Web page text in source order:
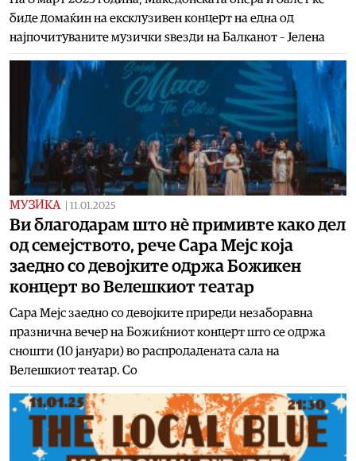
биде домаќин на ексклузивен концерт на една од
најпочитуваните музички ѕвезди на Балканот – Јелена
МУЗИКА 11.01.2025
Ви благодарам што нѐ примивте како дел
од семејството, рече Сара Мејс која
заедно со девојките одржа Божикен
концерт во Велешкиот театар
Сара Мејс заедно со девојките приреди незаборавна
празнична вечер на Божиќниот концерт што се одржа
сношти (10 јануари) во распродадената сала на
Велешкиот театар. Со